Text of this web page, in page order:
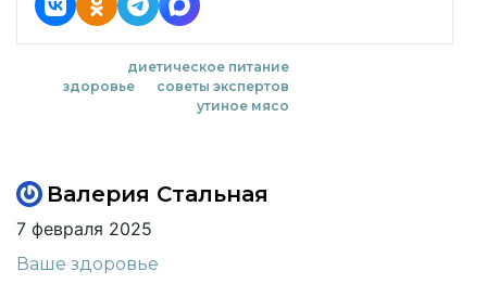
диетическое питание
здоровье
советы экспертов
утиное мясо
Валерия Стальная
7 февраля 2025
Ваше здоровье